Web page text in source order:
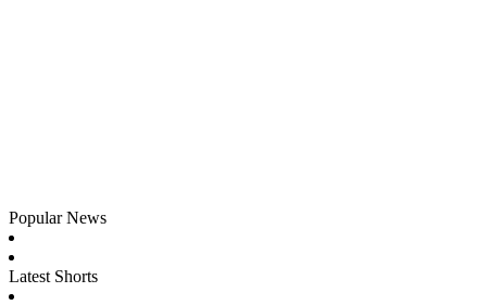
Popular News
Latest Shorts